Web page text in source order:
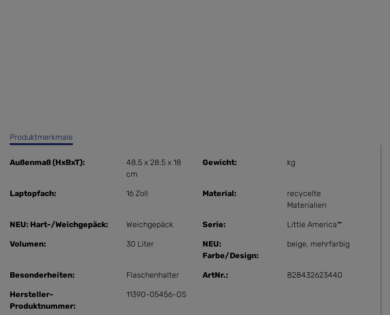
Produktmerkmale
Außenmaß (HxBxT):
48.5 x 28.5 x 18
cm
Gewicht: kg
Laptopfach: 16 Zoll Material:
recycelte
Materialien
NEU: Hart-/Weichgepäck: Weichgepäck Serie: Little America™
Volumen: 30 Liter
NEU:
Farbe/Design:
beige, mehrfarbig
Besonderheiten: Flaschenhalter ArtNr.: 828432623440
Hersteller-
Produktnummer:
11390-05456-OS